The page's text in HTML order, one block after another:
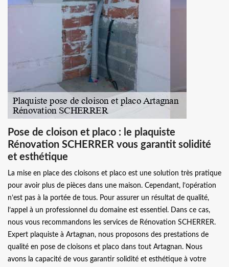
Pose de cloison et placo : le plaquiste
Rénovation SCHERRER vous garantit solidité
et esthétique
La mise en place des cloisons et placo est une solution très pratique
pour avoir plus de pièces dans une maison. Cependant, l’opération
n’est pas à la portée de tous. Pour assurer un résultat de qualité,
l’appel à un professionnel du domaine est essentiel. Dans ce cas,
nous vous recommandons les services de Rénovation SCHERRER.
Expert plaquiste à Artagnan, nous proposons des prestations de
qualité en pose de cloisons et placo dans tout Artagnan. Nous
avons la capacité de vous garantir solidité et esthétique à votre